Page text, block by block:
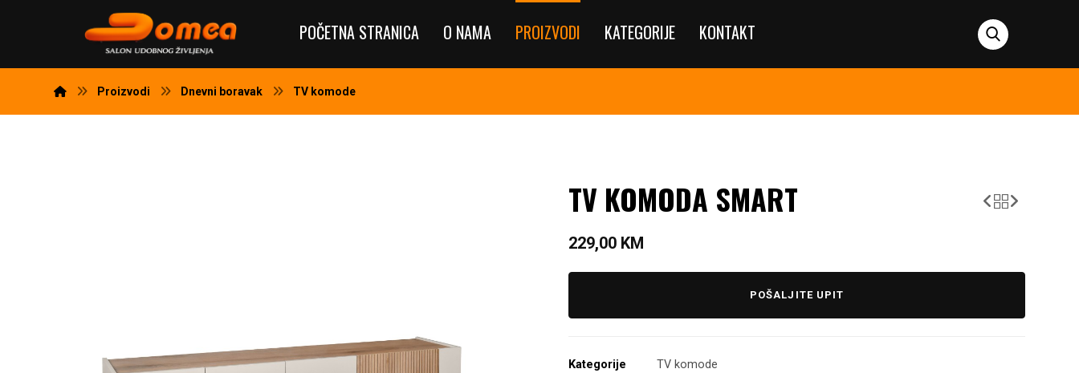
POČETNA STRANICA O NAMA PROIZVODI KATEGORIJE KONTAKT
Proizvodi Dnevni boravak TV komode
TV KOMODA SMART
229,00 KM
POŠALJITE UPIT
Kategorije TV komode